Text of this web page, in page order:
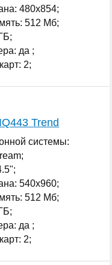
480x854;
512 Мб;
да ;
2;
Trend
системы:
540x960;
512 Мб;
да ;
2;